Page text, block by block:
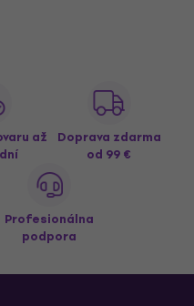
až
Doprava zdarma
od 99 €
Profesionálna
podpora